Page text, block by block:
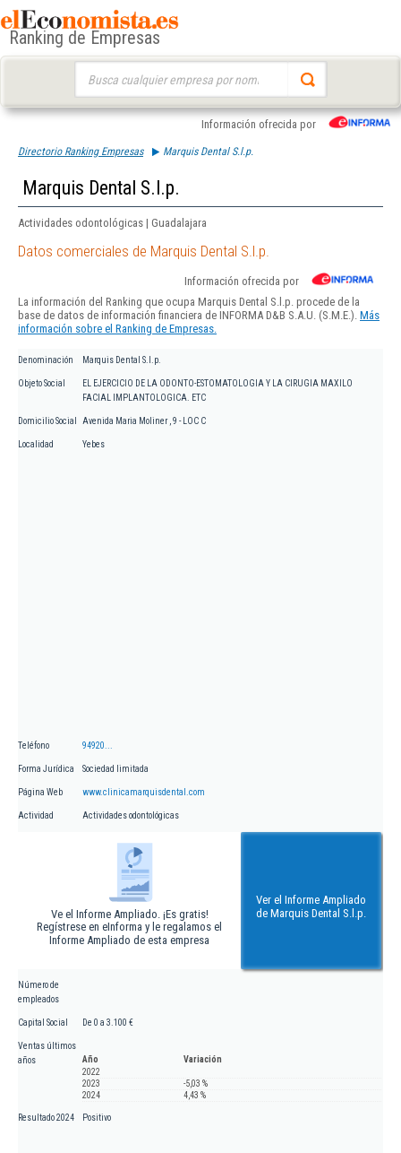
Ranking de Empresas
Información ofrecida por
Directorio Ranking Empresas Marquis Dental S.l.p.
Marquis Dental S.l.p.
Actividades odontológicas | Guadalajara
Datos comerciales de Marquis Dental S.l.p.
Información ofrecida por
La información del Ranking que ocupa Marquis Dental S.l.p. procede de la
base de datos de información financiera de INFORMA D&B S.A.U. (S.M.E.). Más
información sobre el Ranking de Empresas.
Denominación Marquis Dental S.l.p.
Objeto Social
EL EJERCICIO DE LA ODONTO-ESTOMATOLOGIA Y LA CIRUGIA MAXILO
FACIAL IMPLANTOLOGICA. ETC
Domicilio Social Avenida Maria Moliner , 9 - LOC C
Localidad Yebes
Teléfono 94920...
Forma Jurídica Sociedad limitada
Página Web www.clinicamarquisdental.com
Actividad Actividades odontológicas
Ve el Informe Ampliado. ¡Es gratis!
Regístrese en eInforma y le regalamos el
Informe Ampliado de esta empresa
Ver el Informe Ampliado
de Marquis Dental S.l.p.
Número de
empleados
Capital Social De 0 a 3.100 €
Ventas últimos
años
Año
Variación
2022
2023
-5,03 %
2024
4,43 %
Resultado 2024 Positivo